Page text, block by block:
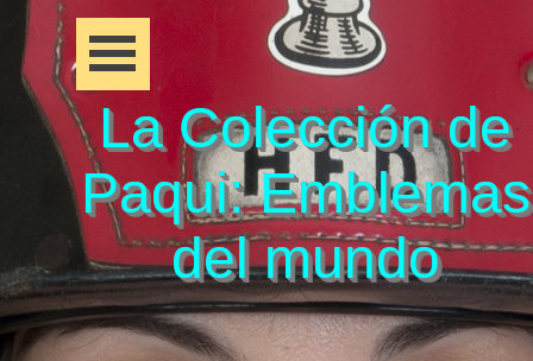
La Colección de
Paqui: Emblemas
del mundo